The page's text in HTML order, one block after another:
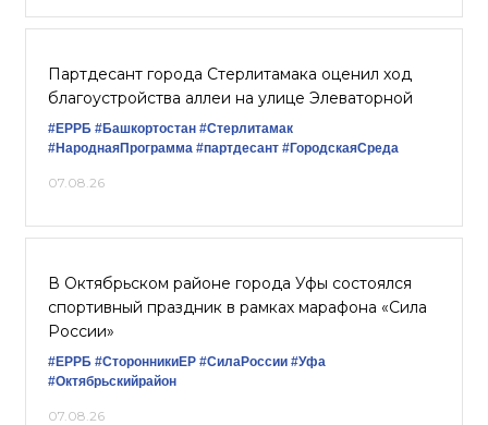
Партдесант города Стерлитамака оценил ход
благоустройства аллеи на улице Элеваторной
#ЕРРБ #Башкортостан #Стерлитамак
#НароднаяПрограмма #партдесант #ГородскаяСреда
07.08.26
В Октябрьском районе города Уфы состоялся
спортивный праздник в рамках марафона «Сила
России»
#ЕРРБ #СторонникиЕР #СилаРоссии #Уфа
#Октябрьскийрайон
07.08.26